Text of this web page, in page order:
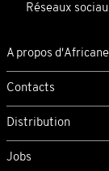
Réseaux
A propos
Contacts
Distribution
Jobs